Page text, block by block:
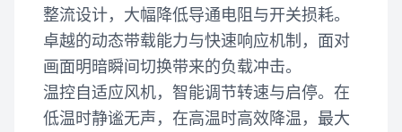
整流设计，大幅降低导通电阻与开关损耗。
卓越的动态带载能力与快速响应机制，面对
画面明暗瞬间切换带来的负载冲击。
温控自适应风机，智能调节转速与启停。在
低温时静谧无声，在高温时高效降温，最大